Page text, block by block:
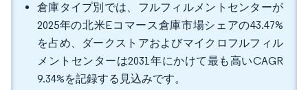
倉庫タイプ別では、フルフィルメントセンターが
2025年の北米Eコマース倉庫市場シェアの43.47%
を占め、ダークストアおよびマイクロフルフィル
メントセンターは2031年にかけて最も高いCAGR
9.34%を記録する見込みです。